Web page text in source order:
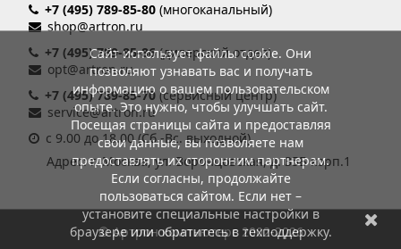
+7 (495) 789-85-80 (многоканальный)
shop@artron.ru
+7 (495) 789-85-86(дилерский отдел)
opt@artron.ru
+7 (495) 789-85-70 (сервисный центр)
service@artron.ru
с 9.00 до 18.00 (Сб.-Вс. выходной)
Адрес: г. Москва, ул. Воронцовская, д. 35Б корп.1
© Артрон компьютерс 2002-2026
Сайт использует файлы cookie. Они
позволяют узнавать вас и получать
информацию о вашем пользовательском
опыте. Это нужно, чтобы улучшать сайт.
Посещая страницы сайта и предоставляя
свои данные, вы позволяете нам
предоставлять их сторонним партнерам.
Если согласны, продолжайте
пользоваться сайтом. Если нет –
установите специальные настройки в
браузере или обратитесь в техподдержку.